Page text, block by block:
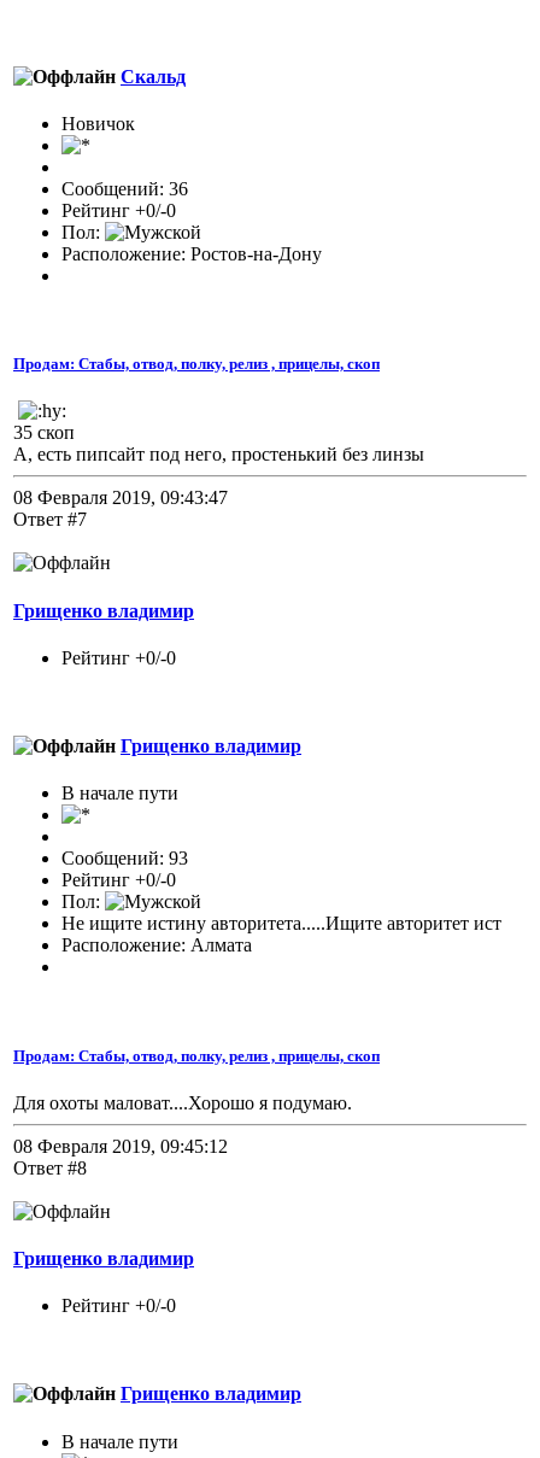
Скальд
Новичок
Сообщений: 36
Рейтинг +0/-0
Пол:
Расположение: Ростов-на-Дону
Продам: Стабы, отвод, полку, релиз , прицелы, скоп
35 скоп
А, есть пипсайт под него, простенький без линзы
08 Февраля 2019, 09:43:47
Ответ #7
Грищенко владимир
Рейтинг +0/-0
Грищенко владимир
В начале пути
Сообщений: 93
Рейтинг +0/-0
Пол:
Не ищите истину авторитета.....Ищите авторитет ист
Расположение: Алмата
Продам: Стабы, отвод, полку, релиз , прицелы, скоп
Для охоты маловат....Хорошо я подумаю.
08 Февраля 2019, 09:45:12
Ответ #8
Грищенко владимир
Рейтинг +0/-0
Грищенко владимир
В начале пути